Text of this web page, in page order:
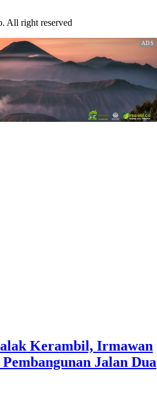
All right reserved
Kerambil, Irmawan
Jalan Dua